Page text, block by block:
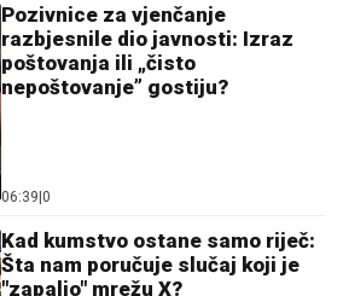
Pozivnice za vjenčanje
razbjesnile dio javnosti: Izraz
poštovanja ili „čisto
nepoštovanje” gostiju?
06:39|0
Kad kumstvo ostane samo riječ:
Šta nam poručuje slučaj koji je
"zapalio" mrežu X?